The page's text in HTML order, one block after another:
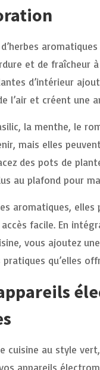
et de fraîcheur
d’intérieur
l’air et créent une
la menthe, le
mais elles
des pots de
au plafond pour
aromatiques,
facile. En
vous ajoutez
qu’elles
cuisine au style
appareils